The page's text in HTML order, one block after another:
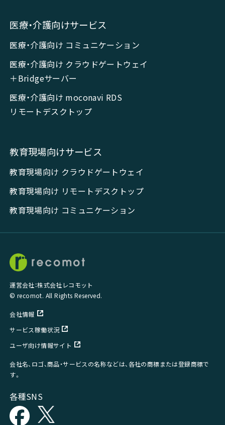
医療・介護向けサービス
医療・介護向け コミュニケーション
医療・介護向け クラウドゲートウェイ
＋Bridgeサーバー
医療・介護向け moconavi RDS
リモートデスクトップ
教育現場向けサービス
教育現場向け クラウドゲートウェイ
教育現場向け リモートデスクトップ
教育現場向け コミュニケーション
運営会社：株式会社レコモット
© recomot. All Rights Reserved.
会社情報
サービス稼働状況
ユーザ向け情報サイト
会社名、ロゴ、商品・サービスの名称などは、各社の商標または登録商標で
す。
各種SNS